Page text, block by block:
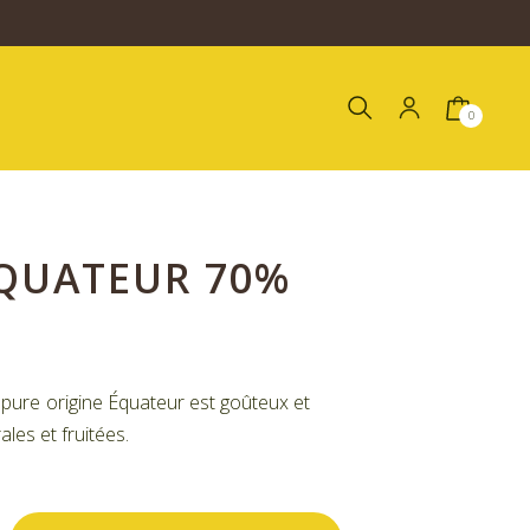
0
70%
origine Équateur est goûteux et
et fruitées.